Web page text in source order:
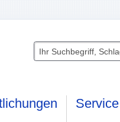
Service